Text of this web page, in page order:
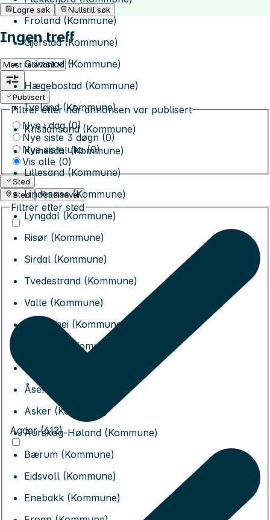
Froland (Kommune)
Gjerstad (Kommune)
Grimstad (Kommune)
Hægebostad (Kommune)
Iveland (Kommune)
Kristiansand (Kommune)
Kvinesdal (Kommune)
Lillesand (Kommune)
Lindesnes (Kommune)
Lyngdal (Kommune)
Risør (Kommune)
Sirdal (Kommune)
Tvedestrand (Kommune)
Valle (Kommune)
Vegårshei (Kommune)
Vennesla (Kommune)
Åseral (Kommune)
Asker (Kommune)
Aurskog-Høland (Kommune)
Bærum (Kommune)
Eidsvoll (Kommune)
Enebakk (Kommune)
Lagre søk Nullstill søk
Ingen treff
Sorter etter
Publisert
Filtrer etter når annonsen var publisert
Nye i dag (0)
Nye siste 3 døgn (0)
Nye siste uka (0)
Vis alle (0)
Sted
Sted
Reisevei
Filtrer etter sted
Agder (612)